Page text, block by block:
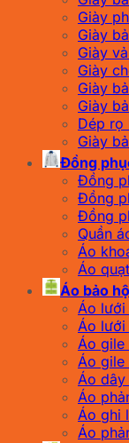
Giày
Giày
Giày
Giày
Giày
Giày
Dép rọ
Giày
Đồng
Đồng
Đồng
Đồng
Quần
Áo
Áo
Áo bảo
Áo lưới
Áo lưới
Áo gile
Áo gile
Áo dây
Áo
Áo ghi
Áo